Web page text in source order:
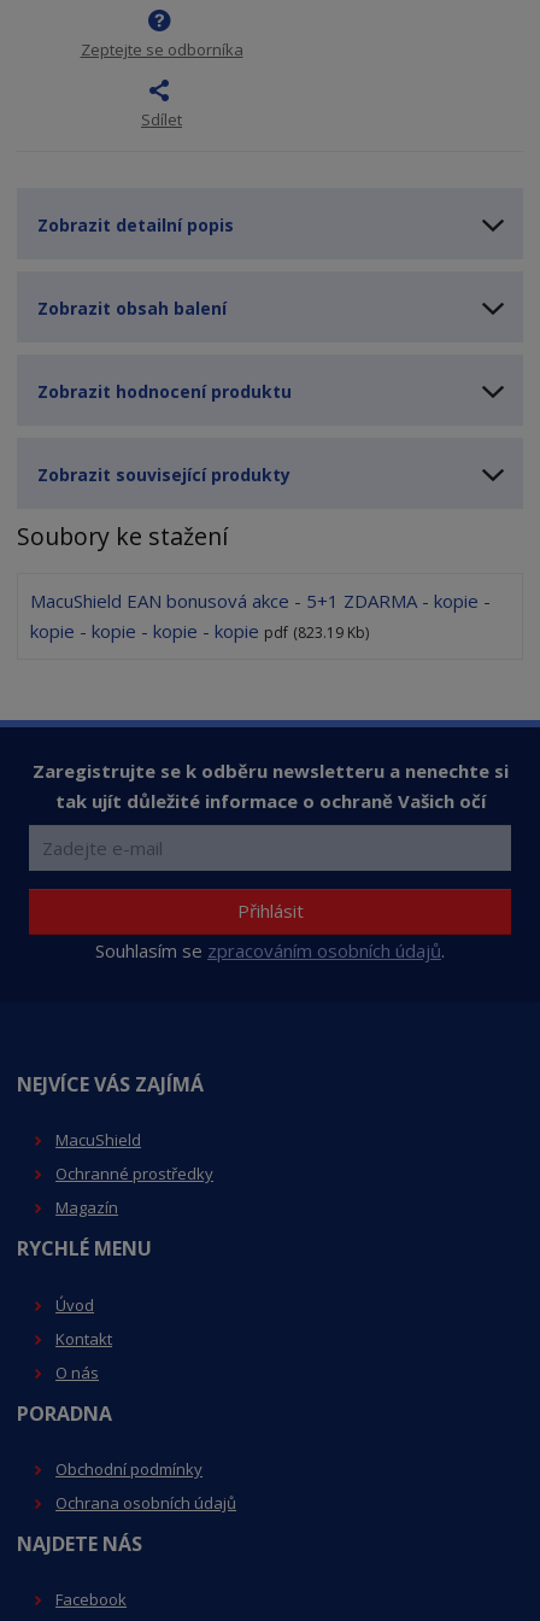
Zeptejte se odborníka
Sdílet
Zobrazit detailní popis
Zobrazit obsah balení
Zobrazit hodnocení produktu
Zobrazit související produkty
Soubory ke stažení
MacuShield EAN bonusová akce - 5+1 ZDARMA - kopie -
kopie - kopie - kopie - kopie pdf (823.19 Kb)
Zaregistrujte se k odběru newsletteru a nenechte si
tak ujít důležité informace o ochraně Vašich očí
Přihlásit
Souhlasím se zpracováním osobních údajů.
NEJVÍCE VÁS ZAJÍMÁ
MacuShield
Ochranné prostředky
Magazín
RYCHLÉ MENU
Úvod
Kontakt
O nás
PORADNA
Obchodní podmínky
Ochrana osobních údajů
NAJDETE NÁS
Facebook